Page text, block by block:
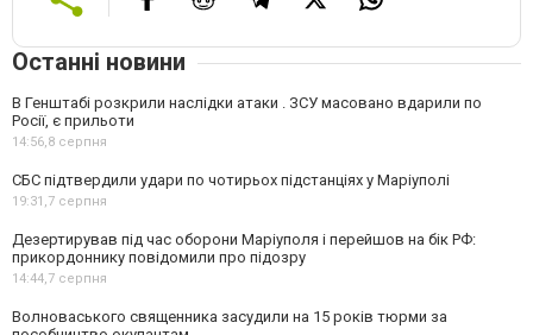
Останні новини
В Генштабі розкрили наслідки атаки . ЗСУ масовано вдарили по
Росії, є прильоти
14:56,8 серпня
СБС підтвердили удари по чотирьох підстанціях у Маріуполі
19:31,7 серпня
Дезертирував під час оборони Маріуполя і перейшов на бік РФ:
прикордоннику повідомили про підозру
14:44,7 серпня
Волноваського священника засудили на 15 років тюрми за